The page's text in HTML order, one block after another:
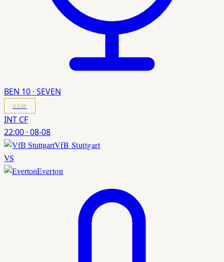
BEN 10 · SEVEN
XEM
INT CF
22:00 · 08-08
VfB Stuttgart
VS
Everton